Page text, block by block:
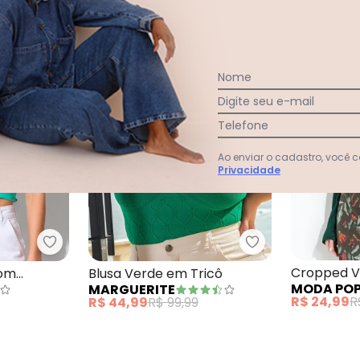
VerdeQuintess - Cropped Verde com Amarração
-55%
Marguerite -
Blusa Verde em Tricô
MARGUERITE
R$ 44,99R$ 99,99
Cropped
em
MODA
R$ 24,99
Nome
Digite seu e-mail
Telefone
Ao enviar o cadastro, você
Privacidade